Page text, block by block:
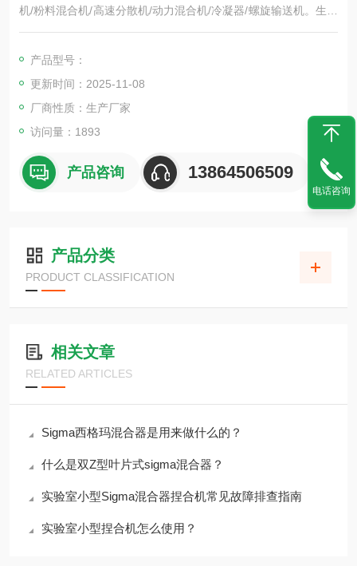
机/粉料混合机/高速分散机/动力混合机/冷凝器/螺旋输送机。生产
的捏合机是一种对高粘度及超高粘度的弹塑性物料进行混炼、捏
应用十分广泛，特别适用于塑料、橡胶、硅橡胶、染料、颜料、
油墨、食品胶基、医药药剂、建筑涂料、碳素、纤素，乳化等各
行业。
产品型号：
更新时间：2025-11-08
厂商性质：生产厂家
访问量：1893
产品咨询 13864506509
产品分类
PRODUCT CLASSIFICATION
相关文章
RELATED ARTICLES
Sigma西格玛混合器是用来做什么的？
什么是双Z型叶片式sigma混合器？
实验室小型Sigma混合器捏合机常见故障排查指南
实验室小型捏合机怎么使用？
电话咨询